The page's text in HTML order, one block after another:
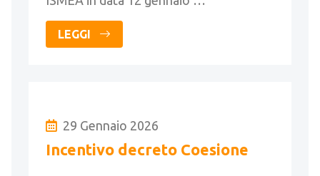
LEGGI
29 Gennaio 2026
Incentivo decreto Coesione